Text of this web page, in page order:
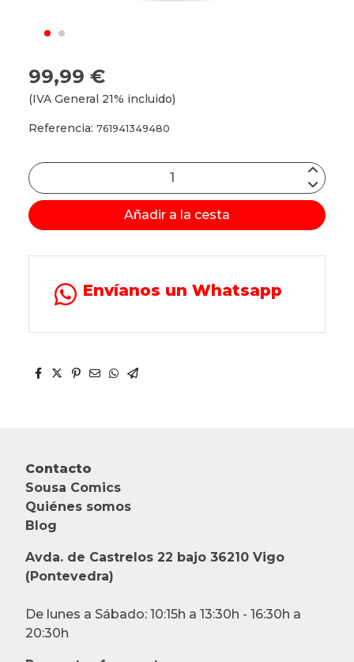
99,99 €
(IVA General 21% incluido)
Referencia: 761941349480
Añadir a la cesta
Envíanos un Whatsapp
Contacto
Sousa Comics
Quiénes somos
Blog
Avda. de Castrelos 22 bajo 36210 Vigo
(Pontevedra)
De lunes a Sábado: 10:15h a 13:30h - 16:30h a
20:30h